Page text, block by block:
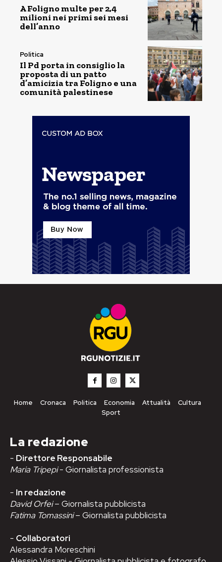
A Foligno multe per 2,4
milioni nei primi sei mesi
dell’anno
Politica
Il Pd porta in consiglio la
proposta di un patto
d’amicizia tra Foligno e una
comunità palestinese
Home Cronaca Politica Economia Attualità
Cultura
Sport
La redazione
- Direttore Responsabile
Maria Tripepi- Giornalista professionista
- In redazione
David Orfei– Giornalista pubblicista
Fatima Tomassini– Giornalista pubblicista
- Collaboratori
Alessandra Moreschini